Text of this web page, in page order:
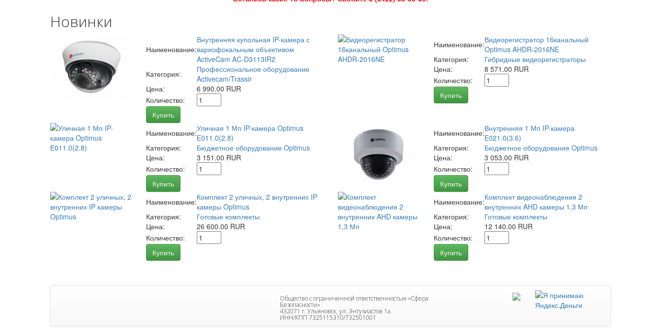
Новинки
Наименование:
Внутренняя купольная IP-камера с
вариофокальным объективом
ActiveCam AC-D3113IR2
Категория:
Профессиональное оборудование
Activecam/Trassir
Цена:
6 990.00 RUR
Количество:
Купить
Наименование:Видеорегистратор 16канальный
Optimus AHDR-2016NE
Категория:
Гибридные видеорегистраторы
Цена:
8 571.00 RUR
Количество:
Купить
Наименование:Уличная 1 Мп IP-камера Optimus
E011.0(2.8)
Категория:
Бюджетное оборудование Optimus
Цена:
3 151.00 RUR
Количество:
Купить
Наименование:Внутренняя 1 Мп IP-камера
E021.0(3.6)
Категория:
Бюджетное оборудование Optimus
Цена:
3 053.00 RUR
Количество:
Купить
Наименование:Комплект 2 уличных, 2 внутренних IP
камеры Optimus
Категория:
Готовые комплекты
Цена:
26 600.00 RUR
Количество:
Купить
Наименование:Комплект видеонаблюдения 2
внутренних AHD камеры 1,3 Мп
Категория:
Готовые комплекты
Цена:
12 140.00 RUR
Количество:
Купить
Общество с ограниченной ответственностью «Сфера
Безопасности»
432071 г. Ульяновск, ул. Энтузиастов 1а.
ИНН/КПП 7325115310/732501001